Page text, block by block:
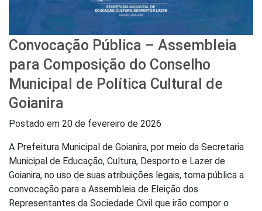
Convocação Pública – Assembleia
para Composição do Conselho
Municipal de Política Cultural de
Goianira
Postado em 20 de fevereiro de 2026
A Prefeitura Municipal de Goianira, por meio da Secretaria
Municipal de Educação, Cultura, Desporto e Lazer de
Goianira, no uso de suas atribuições legais, torna pública a
convocação para a Assembleia de Eleição dos
Representantes da Sociedade Civil que irão compor o